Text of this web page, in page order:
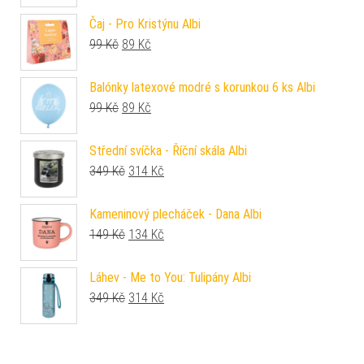
Čaj - Pro Kristýnu Albi
99Kč Původní cena byla: 99 Kč.
89 Kč
Balónky latexové modré s korunkou 6 ks Albi
99Kč Původní cena byla: 99 Kč.
89 Kč
Střední svíčka - Říční skála Albi
349Kč Původní cena byla: 349 Kč.
314 Kč
Kameninový plecháček - Dana Albi
149Kč Původní cena byla: 149 Kč.
134 Kč
Láhev - Me to You: Tulipány Albi
349Kč Původní cena byla: 349 Kč.
314 Kč